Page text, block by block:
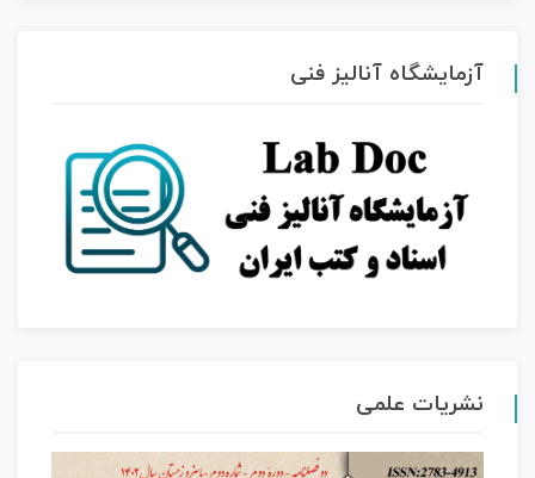
آزمایشگاه آنالیز فنی
نشریات علمی